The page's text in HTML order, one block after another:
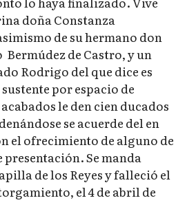
doña Constanza
de su hermano don
Bermúdez de Castro, y un
Rodrigo del que dice es
por espacio de
le den cien ducados
se acuerde del en
el ofrecimiento de alguno de
presentación. Se manda
de los Reyes y falleció el
el 4 de abril de